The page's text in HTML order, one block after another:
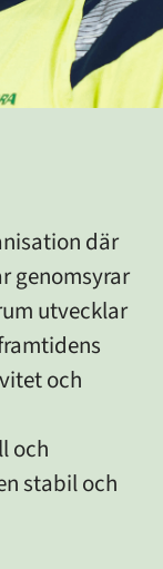
där
genomsyrar
utvecklar
och
och
stabil och